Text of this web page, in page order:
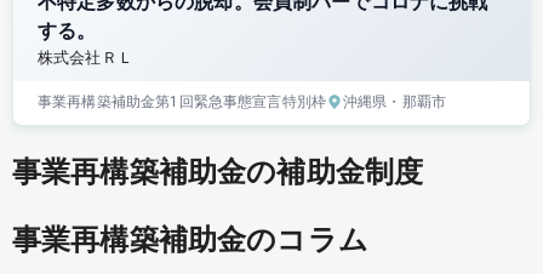
する。
株式会社ＲＬ
事業再構築補助金第1回緊急事態宣言特別枠 沖縄県 ・那覇市
事業再構築補助金の補助金制度
事業再構築補助金のコラム